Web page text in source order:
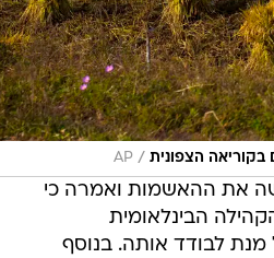
הצפונית /
AP
את ההאשמות ואמרה כי
הבינלאומית
מנת לבודד אותה. בנוסף